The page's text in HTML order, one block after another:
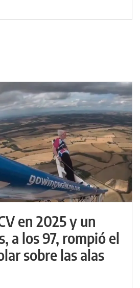
en 2025 y un
a los 97, rompió el
sobre las alas